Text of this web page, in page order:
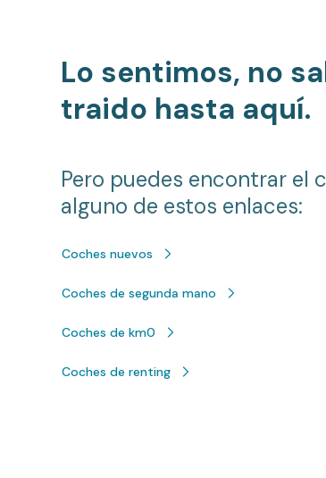
Lo sentimos, no
traido hasta aquí.
Pero puedes encontrar el
alguno de estos enlaces:
Coches nuevos
Coches de segunda mano
Coches de km0
Coches de renting